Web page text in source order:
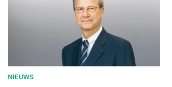
NIEUWS